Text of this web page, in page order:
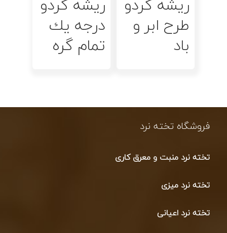
ریشه گردو
طرح ابر و
باد
ريشه گردو
درجه يك
تمام گره
فروشگاه تخته نرد
تخته نرد منبت و معرق کاری
تخته نرد میزی
تخته نرد اعیانی